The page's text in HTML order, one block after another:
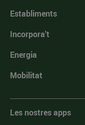
Establiments
Incorpora't
Energia
Mobilitat
Les nostres apps